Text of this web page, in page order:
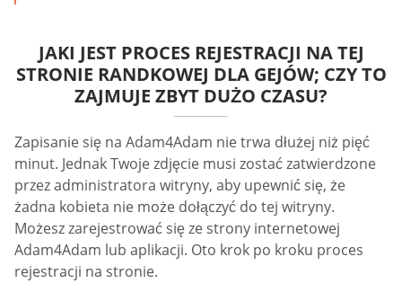
JAKI JEST PROCES REJESTRACJI NA TEJ
STRONIE RANDKOWEJ DLA GEJÓW; CZY TO
ZAJMUJE ZBYT DUŻO CZASU?
Zapisanie się na Adam4Adam nie trwa dłużej niż pięć
minut. Jednak Twoje zdjęcie musi zostać zatwierdzone
przez administratora witryny, aby upewnić się, że
żadna kobieta nie może dołączyć do tej witryny.
Możesz zarejestrować się ze strony internetowej
Adam4Adam lub aplikacji. Oto krok po kroku proces
rejestracji na stronie.